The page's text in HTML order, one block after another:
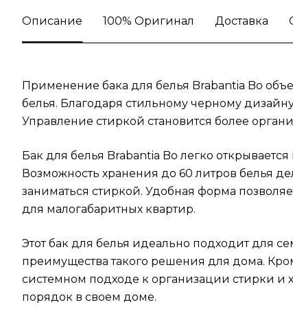
Описание 100% Оригинал Доставка
Применение бака для белья Brabantia Bo
белья. Благодаря стильному черному
Управление стиркой становится более
Бак для белья Brabantia Bo легко
Возможность хранения до 60 литров белья
заниматься стиркой. Удобная форма
для малогабаритных квартир.
Этот бак для белья идеально подходит для
преимущества такого решения для дома.
системном подходе к организации стирки и
порядок в своем доме.